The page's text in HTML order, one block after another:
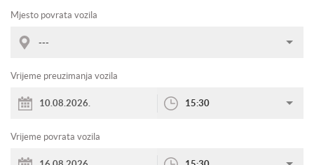
Mjesto povrata vozila
---
Vrijeme preuzimanja vozila
15:30
Vrijeme povrata vozila